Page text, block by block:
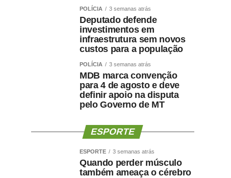
POLÍCIA 3 semanas atrás
Deputado defende
investimentos em
infraestrutura sem novos
custos para a população
POLÍCIA 3 semanas atrás
MDB marca convenção
para 4 de agosto e deve
definir apoio na disputa
pelo Governo de MT
ESPORTE
ESPORTE 3 semanas atrás
Quando perder músculo
também ameaça o cérebro